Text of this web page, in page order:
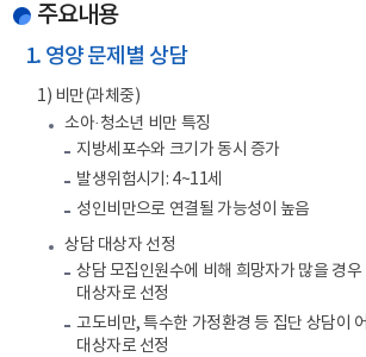
주요내용
1. 영양 문제별 상담
1) 비만(과체중)
소아·청소년 비만 특징
지방세포수와 크기가 동시 증가
발생위험시기: 4~11세
성인비만으로 연결될 가능성이 높음
상담 대상자 선정
상담 모집인원수에 비해 희망자가 많을 경우
대상자로 선정
고도비만, 특수한 가정환경 등 집단 상담이
대상자로 선정